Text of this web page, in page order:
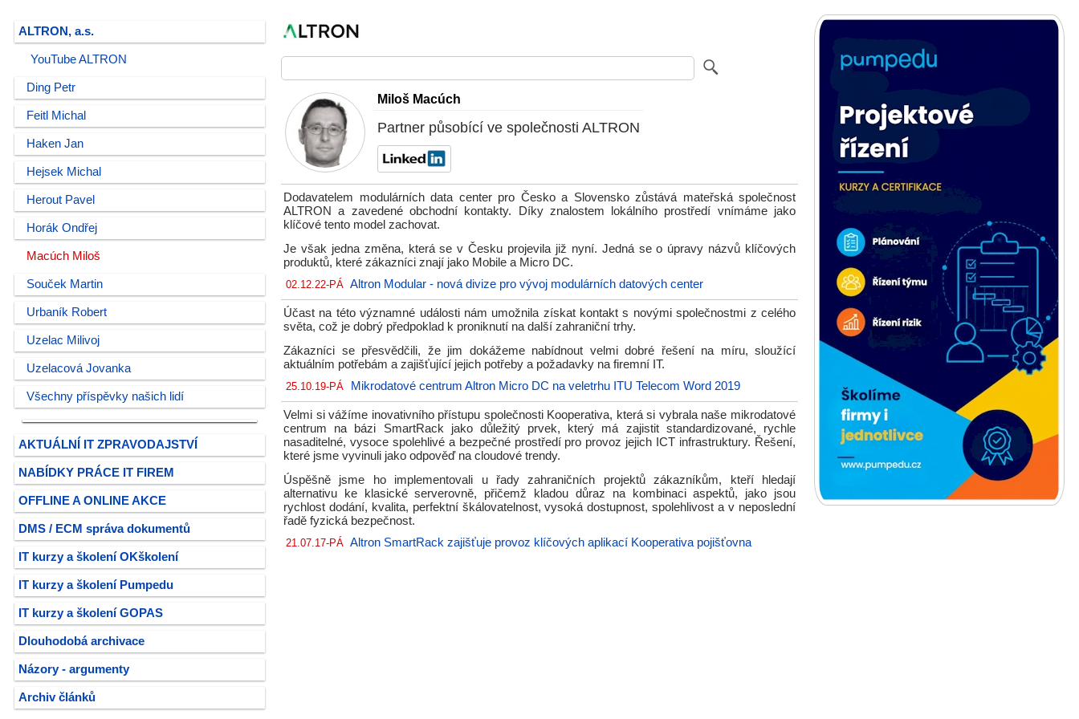
ALTRON, a.s.
YouTube ALTRON
Ding Petr
Feitl Michal
Haken Jan
Hejsek Michal
Herout Pavel
Horák Ondřej
Macúch Miloš
Souček Martin
Urbaník Robert
Uzelac Milivoj
Uzelacová Jovanka
Všechny příspěvky našich lidí
AKTUÁLNÍ IT ZPRAVODAJSTVÍ
NABÍDKY PRÁCE IT FIREM
OFFLINE A ONLINE AKCE
DMS / ECM správa dokumentů
IT kurzy a školení OKškolení
IT kurzy a školení Pumpedu
IT kurzy a školení GOPAS
Dlouhodobá archivace
Názory - argumenty
Archiv článků
Miloš Macúch
Partner působící ve společnosti ALTRON
Dodavatelem modulárních data center pro Česko a Slovensko zůstává mateřská společnost
ALTRON a zavedené obchodní kontakty. Díky znalostem lokálního prostředí vnímáme jako
klíčové tento model zachovat.
Je však jedna změna, která se v Česku projevila již nyní. Jedná se o úpravy názvů klíčových
produktů, které zákazníci znají jako Mobile a Micro DC.
02.12.22-PÁ Altron Modular - nová divize pro vývoj modulárních datových center
Účast na této významné události nám umožnila získat kontakt s novými společnostmi z celého
světa, což je dobrý předpoklad k proniknutí na další zahraniční trhy.
Zákazníci se přesvědčili, že jim dokážeme nabídnout velmi dobré řešení na míru, sloužící
aktuálním potřebám a zajišťující jejich potřeby a požadavky na firemní IT.
25.10.19-PÁ Mikrodatové centrum Altron Micro DC na veletrhu ITU Telecom Word 2019
Velmi si vážíme inovativního přístupu společnosti Kooperativa, která si vybrala naše mikrodatové
centrum na bázi SmartRack jako důležitý prvek, který má zajistit standardizované, rychle
nasaditelné, vysoce spolehlivé a bezpečné prostředí pro provoz jejich ICT infrastruktury. Řešení,
které jsme vyvinuli jako odpověď na cloudové trendy.
Úspěšně jsme ho implementovali u řady zahraničních projektů zákazníkům, kteří hledají
alternativu ke klasické serverovně, přičemž kladou důraz na kombinaci aspektů, jako jsou
rychlost dodání, kvalita, perfektní škálovatelnost, vysoká dostupnost, spolehlivost a v neposlední
řadě fyzická bezpečnost.
21.07.17-PÁ Altron SmartRack zajišťuje provoz klíčových aplikací Kooperativa pojišťovna